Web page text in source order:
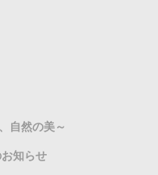
自然の美～
知らせ